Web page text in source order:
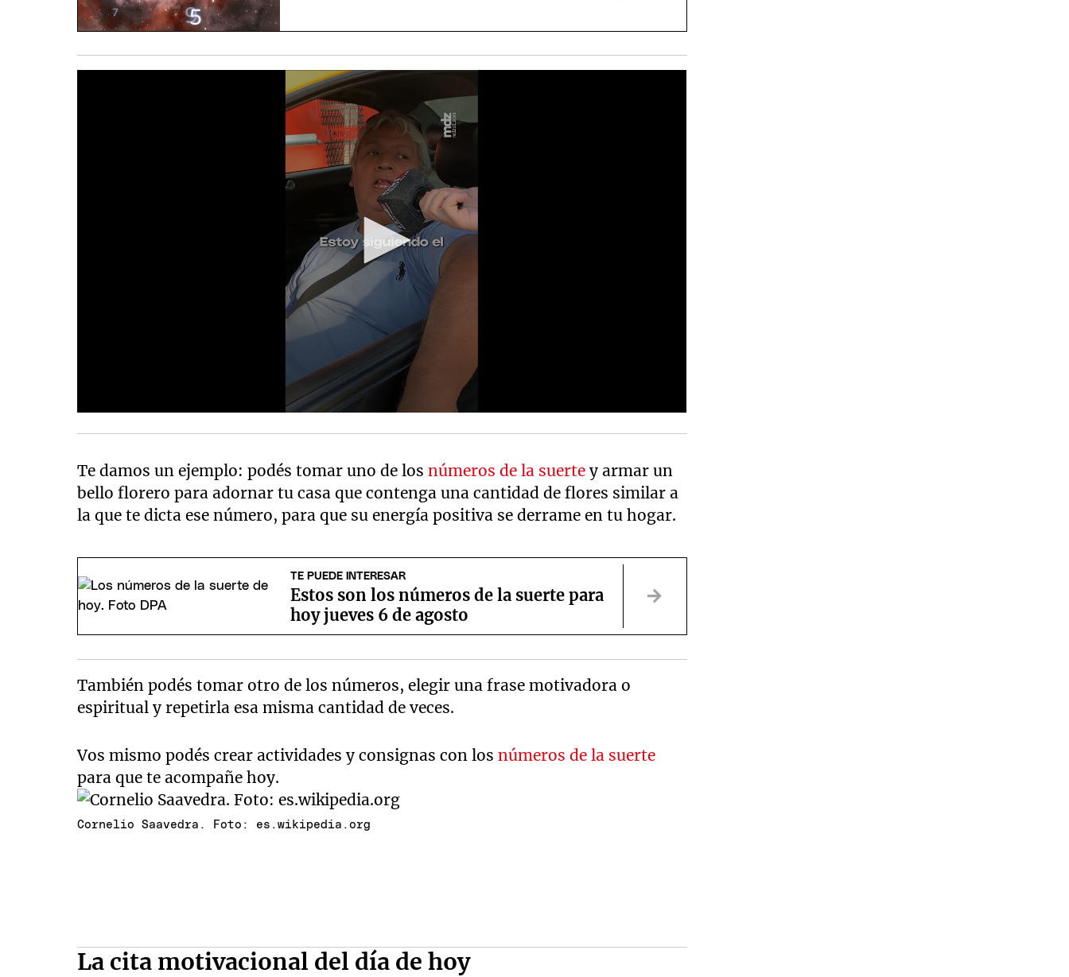
Te damos un ejemplo: podés tomar uno de losnúmeros de la suerte y armar un
bello florero para adornar tu casa que contenga una cantidad de flores similar a
la que te dicta ese número, para que su energía positiva se derrame en tu hogar.
TE PUEDE INTERESAR
Estos son los números de la suerte para
hoy jueves 6 de agosto
También podés tomar otro de los números, elegir una frase motivadora o
espiritual y repetirla esa misma cantidad de veces.
Vos mismo podés crear actividades y consignas con losnúmeros de la suerte
para que te acompañe hoy.
Cornelio Saavedra. Foto: es.wikipedia.org
La cita motivacional del día de hoy